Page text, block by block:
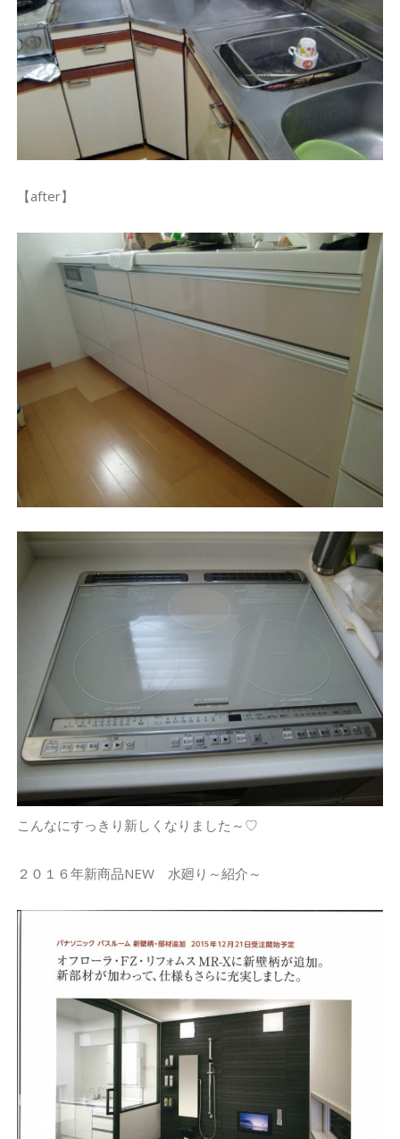
【after】
こんなにすっきり新しくなりました～♡
２０１６年新商品NEW 水廻り～紹介～